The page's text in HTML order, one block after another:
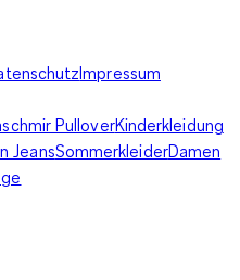
Impressum
PulloverKinderkleidung
JeansSommerkleiderDamen